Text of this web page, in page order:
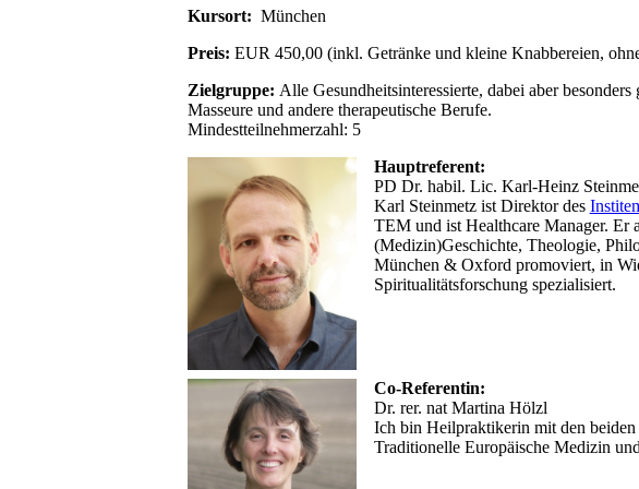
Kursort: München
Preis: EUR 450,00 (inkl. Getränke und kleine Knabbereien,
Zielgruppe: Alle Gesundheitsinteressierte, dabei aber
Masseure und andere therapeutische Berufe.
Mindestteilnehmerzahl: 5
Hauptreferent:
PD Dr. habil. Lic. Karl-Heinz
Karl Steinmetz ist Direktor des
TEM und ist Healthcare Manager. Er
(Medizin)Geschichte, Theologie,
München & Oxford promoviert, in
Spiritualitätsforschung spezialisiert.
Co-Referentin:
Dr. rer. nat Martina Hölzl
Ich bin Heilpraktikerin mit den
Traditionelle Europäische Medizin